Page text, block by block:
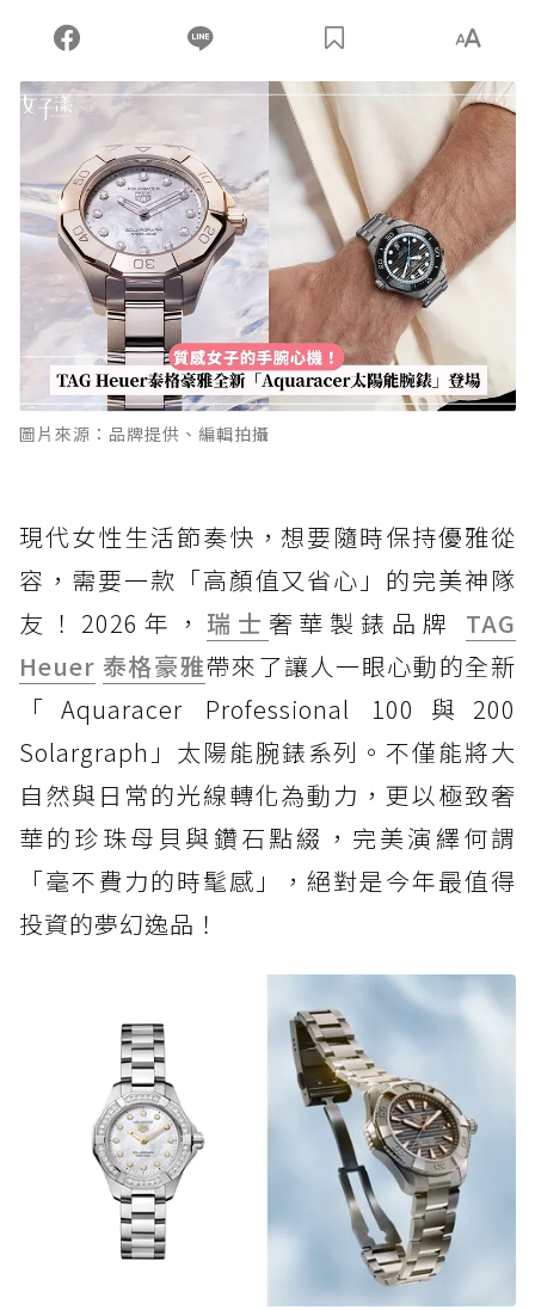
圖片來源：品牌提供、編輯拍攝
現代女性生活節奏快，想要隨時保持優雅從
容，需要一款「高顏值又省心」的完美神隊
友！2026年， 瑞士 奢華製錶品牌 TAG
Heuer 泰格豪雅帶來了讓人一眼心動的全新
「Aquaracer Professional 100與200
Solargraph」太陽能腕錶系列。不僅能將大
自然與日常的光線轉化為動力，更以極致奢
華的珍珠母貝與鑽石點綴，完美演繹何謂
「毫不費力的時髦感」，絕對是今年最值得
投資的夢幻逸品！